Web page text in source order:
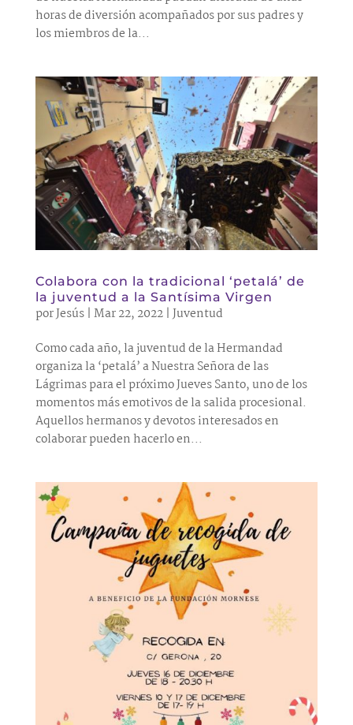
horas de diversión acompañados por sus padres y
los miembros de la...
Colabora con la tradicional ‘petalá’ de
la juventud a la Santísima Virgen
porJesús| Mar 22, 2022|Juventud
Como cada año, la juventud de la Hermandad
organiza la ‘petalá’ a Nuestra Señora de las
Lágrimas para el próximo Jueves Santo, uno de los
momentos más emotivos de la salida procesional.
Aquellos hermanos y devotos interesados en
colaborar pueden hacerlo en...